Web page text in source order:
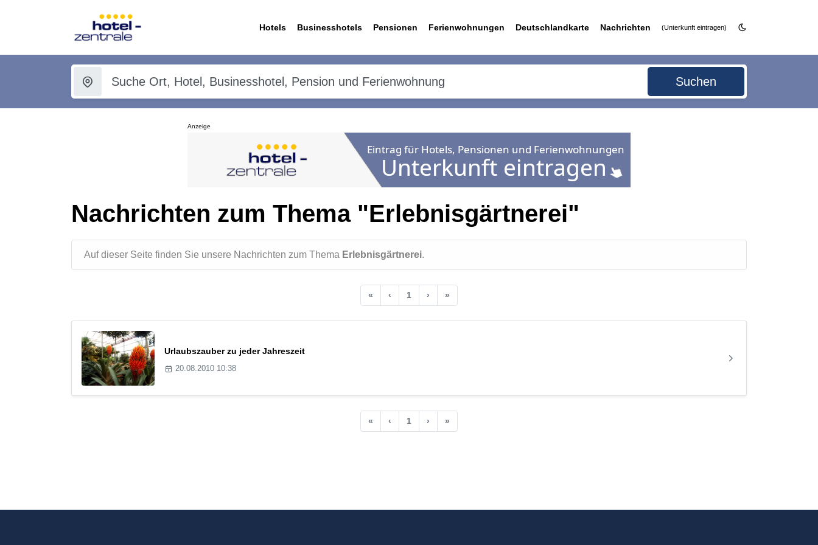
Hotels Businesshotels Pensionen Ferienwohnungen Deutschlandkarte Nachrichten (Unterkunft eintragen)
Suchen
Anzeige
Nachrichten zum Thema "Erlebnisgärtnerei"
Auf dieser Seite finden Sie unsere Nachrichten zum Thema Erlebnisgärtnerei.
« ‹ 1 › »
Urlaubszauber zu jeder Jahreszeit
20.08.2010 10:38
« ‹ 1 › »